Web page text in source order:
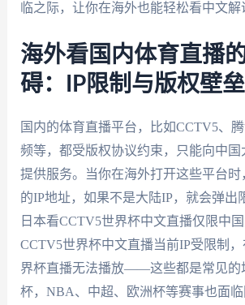
临之际，让你在海外也能轻松看中文解
海外看国内体育直播
碍：IP限制与版权壁垒
国内的体育直播平台，比如CCTV5、
频等，都受版权协议约束，只能向中国
提供服务。当你在海外打开这些平台时
的IP地址，如果不是大陆IP，就会弹出
日本看CCTV5世界杯中文直播仅限中
CCTV5世界杯中文直播当前IP受限制
界杯直播无法播放——这些都是常见的
杯，NBA、中超、欧洲杯等赛事也面